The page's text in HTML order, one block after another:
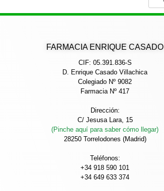
FARMACIA ENRIQUE CASADO
CIF: 05.391.836-S
D. Enrique Casado Villachica
Colegiado Nº 9082
Farmacia Nº 417
Dirección:
C/ Jesusa Lara, 15
(Pinche aquí para saber cómo llegar)
28250 Torrelodones (Madrid)
Teléfonos:
+34 918 590 101
+34 649 633 374